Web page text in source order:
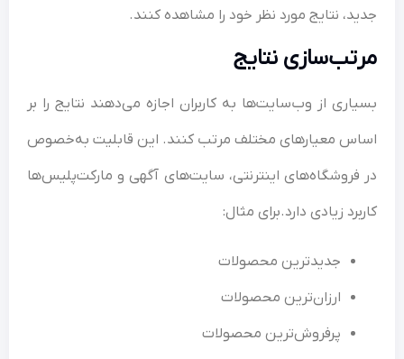
نتایج مورد نظر خود را مشاهده کنند.
نتایج
از وب‌سایت‌ها به کاربران اجازه می‌دهند نتایج را بر
معیارهای مختلف مرتب کنند. این قابلیت به‌خصوص
فروشگاه‌های اینترنتی، سایت‌های آگهی و مارکت‌پلیس‌ها
زیادی دارد.برای مثال:
جدیدترین محصولات
ارزان‌ترین محصولات
پرفروش‌ترین محصولات